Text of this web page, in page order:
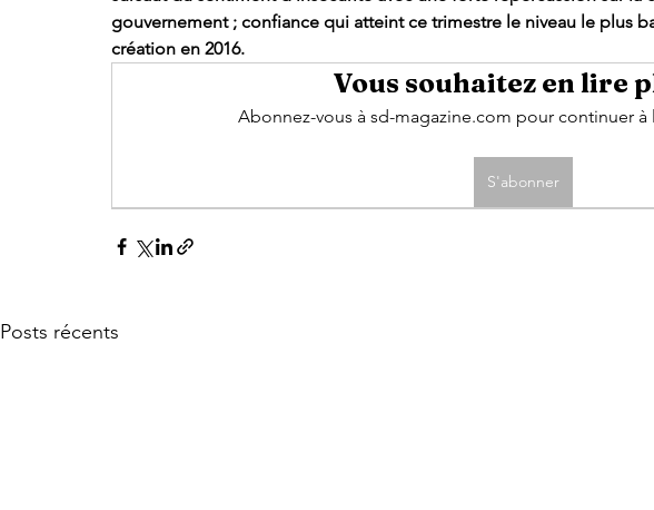
gouvernement ; confiance qui atteint ce trimestre le niveau le plus
création en 2016.
Vous souhaitez en lire
Abonnez-vous à sd-magazine.com pour continuer à
S'abonner
Posts récents